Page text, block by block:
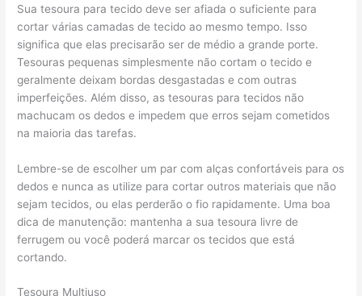
Sua tesoura para tecido deve ser afiada o suficiente para
cortar várias camadas de tecido ao mesmo tempo. Isso
significa que elas precisarão ser de médio a grande porte.
Tesouras pequenas simplesmente não cortam o tecido e
geralmente deixam bordas desgastadas e com outras
imperfeições. Além disso, as tesouras para tecidos não
machucam os dedos e impedem que erros sejam cometidos
na maioria das tarefas.
Lembre-se de escolher um par com alças confortáveis para os
dedos e nunca as utilize para cortar outros materiais que não
sejam tecidos, ou elas perderão o fio rapidamente. Uma boa
dica de manutenção: mantenha a sua tesoura livre de
ferrugem ou você poderá marcar os tecidos que está
cortando.
Tesoura Multiuso